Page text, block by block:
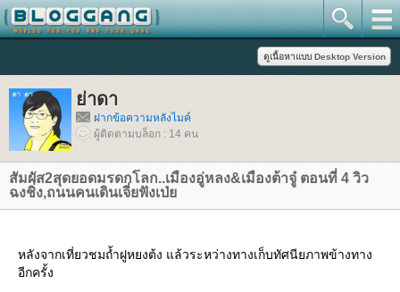
่าดา
ฝากข้อความหลังไมค์
ผู้ติดตามบล็อก : 14 คน
สัมผัส2สุดยอดมรดกโลก..เมืองอู่หลง&เมืองต้าจู๋ ตอนที่ 4 วิว
ฉงชิ่ง,ถนนคนเดินเจี่ยฟังเป่
หลังจากเที่ยวชมถ้ำฝูหยงต้ง แล้วระหว่างทางเก็บทัศนียภาพข้างทาง
อีกครั้ง